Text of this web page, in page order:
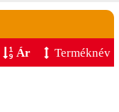
Ár
Terméknév